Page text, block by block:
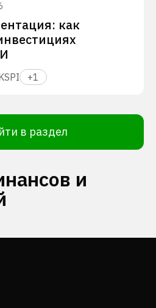
как
+1
в раздел
и